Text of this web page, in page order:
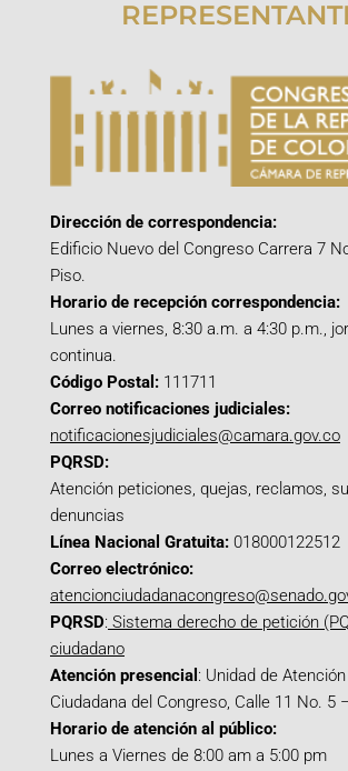
Dirección de correspondencia:
Edificio Nuevo del Congreso Carrera 7
Piso.
Horario de recepción correspondencia:
Lunes a viernes, 8:30 a.m. a 4:30 p.m.,
continua.
Código Postal: 111711
Correo notificaciones judiciales:
notificacionesjudiciales@camara.gov.co
PQRSD:
Atención peticiones, quejas, reclamos,
denuncias
Línea Nacional Gratuita: 018000122512
Correo electrónico:
PQRSD: Sistema derecho de petición
ciudadano
Atención presencial : Unidad de Atención
Ciudadana del Congreso, Calle 11 No. 5
Horario de atención al público:
Lunes a Viernes de 8:00 am a 5:00 pm